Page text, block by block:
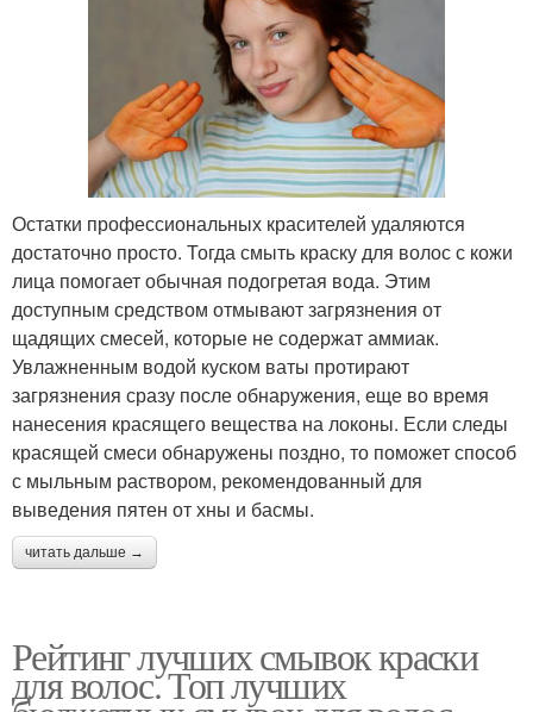
Остатки профессиональных красителей удаляются
достаточно просто. Тогда смыть краску для волос с кожи
лица помогает обычная подогретая вода. Этим
доступным средством отмывают загрязнения от
щадящих смесей, которые не содержат аммиак.
Увлажненным водой куском ваты протирают
загрязнения сразу после обнаружения, еще во время
нанесения красящего вещества на локоны. Если следы
красящей смеси обнаружены поздно, то поможет способ
с мыльным раствором, рекомендованный для
выведения пятен от хны и басмы.
читать дальше →
Рейтинг лучших смывок краски
для волос. Топ лучших